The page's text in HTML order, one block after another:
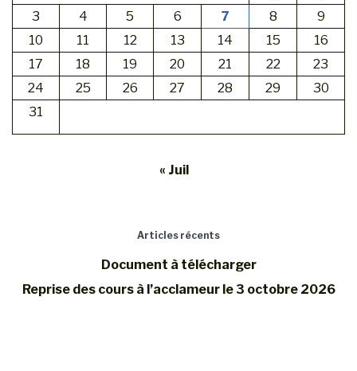
3
4 5 6 7 8
9
10
11 12 13 14 15
16
17
18 19 20 21 22
23
24
25 26 27 28 29
30
31
« Juil
Articles récents
Document à télécharger
Reprise des cours à l’acclameur le 3 octobre 2026